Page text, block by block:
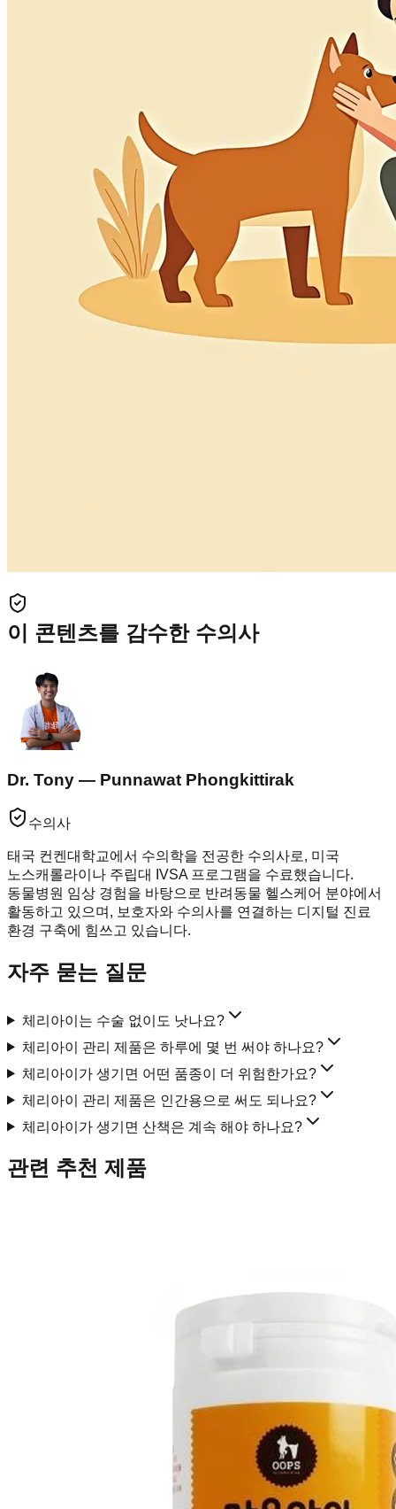
이 콘텐츠를 감수한 수의사
Dr. Tony — Punnawat Phongkittirak
수의사
태국 컨켄대학교에서 수의학을 전공한 수의사로, 미국
노스캐롤라이나 주립대 IVSA 프로그램을 수료했습니다.
동물병원 임상 경험을 바탕으로 반려동물 헬스케어 분야에서
활동하고 있으며, 보호자와 수의사를 연결하는 디지털 진료
환경 구축에 힘쓰고 있습니다.
자주 묻는 질문
체리아이는 수술 없이도 낫나요?
체리아이 관리 제품은 하루에 몇 번 써야 하나요?
체리아이가 생기면 어떤 품종이 더 위험한가요?
체리아이 관리 제품은 인간용으로 써도 되나요?
체리아이가 생기면 산책은 계속 해야 하나요?
관련 추천 제품